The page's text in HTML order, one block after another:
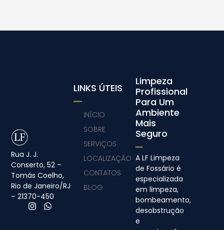
Rua J. J.
Conserto, 52 –
Tomás Coelho,
Rio de Janeiro/RJ
– 21370-450
Limpeza
Profissional
Para Um
Ambiente
Mais
Seguro
A LF Limpeza
de Fossário é
especializada
em limpeza,
bombeamento,
desobstrução
e
LINKS ÚTEIS
INÍCIO
SOBRE
SERVIÇOS
LOCALIZAÇÃO
CONTATOS
BLOG